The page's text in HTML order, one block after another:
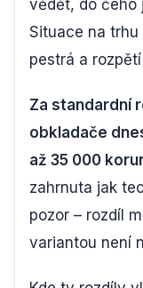
vědět, do čeho
Situace na
pestrá a
Za standardní
obkladače
až 35 000
zahrnuta jak
pozor – rozdíl
variantou není